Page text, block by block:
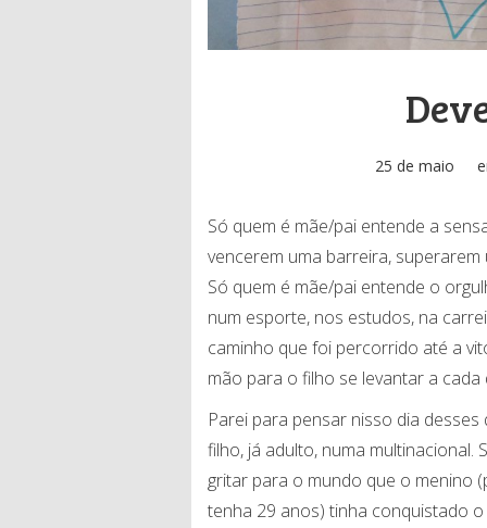
25 de maio
Só quem é mãe/pai entende a
vencerem uma barreira,
Só quem é mãe/pai entende o
num esporte, nos estudos, na
caminho que foi percorrido até a
mão para o filho se levantar a cada
Parei para pensar nisso dia
filho, já adulto, numa multinacional.
gritar para o mundo que o menino
tenha 29 anos) tinha conquistado